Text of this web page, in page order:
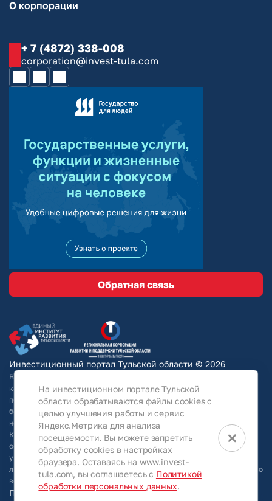
О корпорации
+ 7 (4872) 338-008
corporation@invest-tula.com
Обратная связь
Инвестиционный портал Тульской области © 2026
Вся информация на сайте носит ознакомительный характер и ни при
каких условиях не является публичной офертой, определяемой
положениями Статьи 437 Гражданского кодекса РФ. Для получения
более подробной информации и окончательных условий следует
непосредственно (уточнять у собственников/ обращаться в АО
КРТО).Используя информацию, указанную на сайте, Общество
оставляет за собой право в любое время без специального
уведомления вносить изменения, удалять, исправлять, дополнять,
либо любым иным способом обновлять информацию, размещенную во
всех разделах данного сайта.
Персональные данные
×
На инвестиционном портале Тульской
области обрабатываются файлы cookies с
целью улучшения работы и сервис
Яндекс.Метрика для анализа
посещаемости. Вы можете запретить
обработку cookies в настройках
браузера. Оставаясь на www.invest-
tula.com, вы соглашаетесь с Политикой
обработки персональных данных.